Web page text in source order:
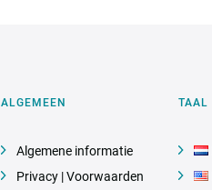
ALGEMEEN
Algemene informatie
Privacy | Voorwaarden
TAAL